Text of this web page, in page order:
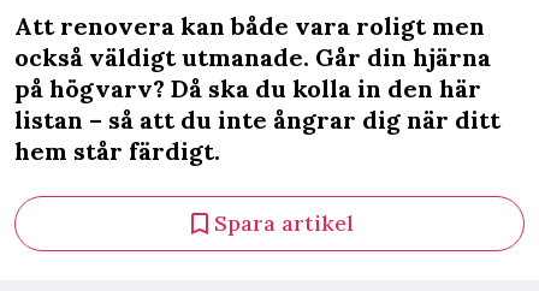
Att renovera kan både vara roligt men
också väldigt utmanade. Går din hjärna
på högvarv? Då ska du kolla in den här
listan – så att du inte ångrar dig när ditt
hem står färdigt.
Spara artikel